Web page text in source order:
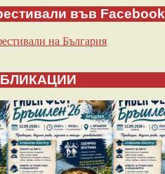
във Facebook
на България